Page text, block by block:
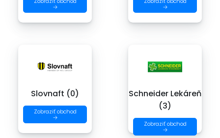
→ →
Slovnaft (0)
Zobraziť obchod
→
Schneider Lekáreň
(3)
Zobraziť obchod
→